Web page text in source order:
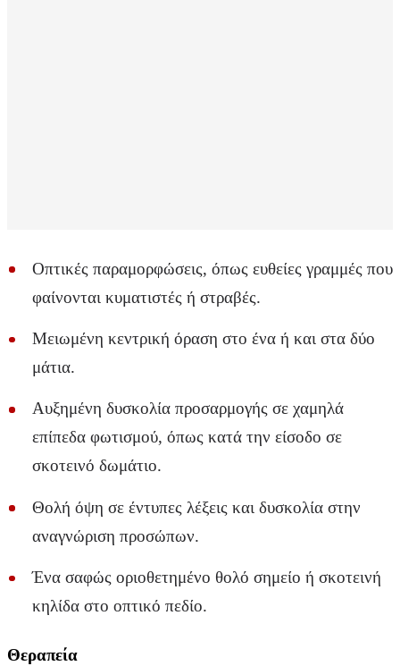
Οπτικές παραμορφώσεις, όπως ευθείες γραμμές που
φαίνονται κυματιστές ή στραβές.
Μειωμένη κεντρική όραση στο ένα ή και στα δύο
μάτια.
Αυξημένη δυσκολία προσαρμογής σε χαμηλά
επίπεδα φωτισμού, όπως κατά την είσοδο σε
σκοτεινό δωμάτιο.
Θολή όψη σε έντυπες λέξεις και δυσκολία στην
αναγνώριση προσώπων.
Ένα σαφώς οριοθετημένο θολό σημείο ή σκοτεινή
κηλίδα στο οπτικό πεδίο.
Θεραπεία